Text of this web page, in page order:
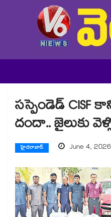
సస్పెండెడ్ CISF
దందా.. జైలుకు
హైదరాబాద్ June 4, 2026